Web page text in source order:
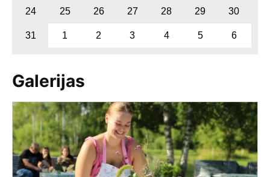
24 25 26 27 28 29 30
31 1 2 3 4 5 6
Galerijas